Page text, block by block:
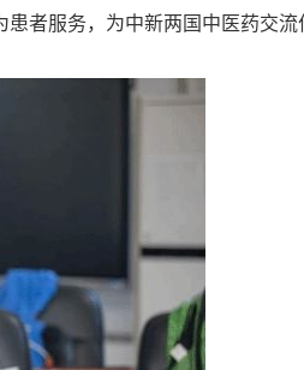
者服务，为中新两国中医药交流